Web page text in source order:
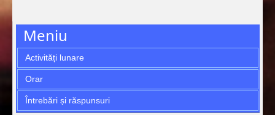
Meniu
Activități lunare
Orar
Întrebări și răspunsuri